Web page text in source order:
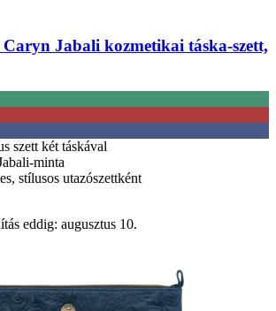
Caryn Jabali kozmetikai táska-​szett,
szett két táskával
minta
stílusos utazószettként
eddig: augusztus 10.